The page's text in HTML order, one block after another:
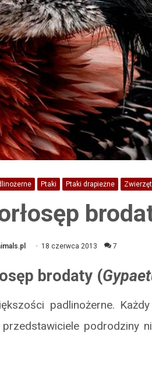
Ptaki Ptaki drapieżne
18 czerwca 2013 7
brodaty (
padlinożerne.
podrodziny